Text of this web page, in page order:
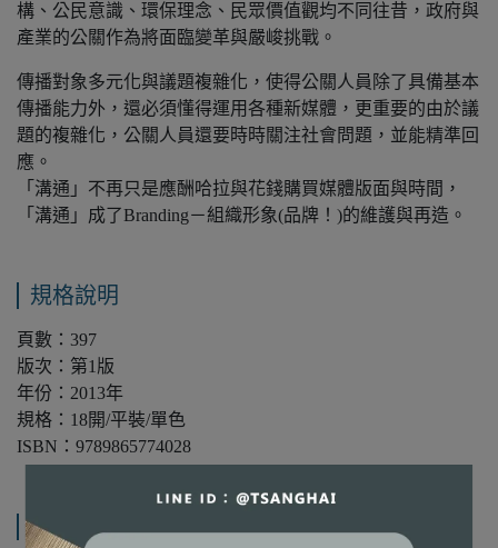
構、公民意識、環保理念、民眾價值觀均不同往昔， 政府與
產業的公關作為將面臨變革與嚴峻挑戰。
傳播對象多元化與議題複雜化，使得公關人員除了具備基本
傳播能力外，還必須懂得運用各種新媒體，更重要的由於議
題的複雜化，公關人員還要時時關注社會問題，並能精準回
應。
「溝通」不再只是應酬哈拉與花錢購買媒體版面與時間，
「溝通」成了Branding－組織形象(品牌！)的維護與再造。
規格說明
頁數：397
版次：第1版
年份：2013年
規格：18開/平裝/單色
ISBN：9789865774028
產品內容與運送說明